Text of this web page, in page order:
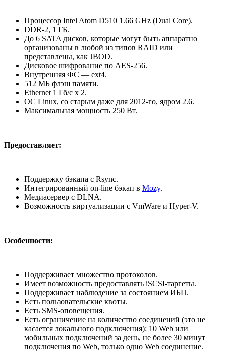
Процессор Intel Atom D510 1.66 GHz (Dual Core).
DDR-2, 1 ГБ.
До 6 SATA дисков, которые могут быть аппаратно
организованы в любой из типов RAID или
представлены, как JBOD.
Дисковое шифрование по AES-256.
Внутренняя ФС — ext4.
512 МБ флэш памяти.
Ethernet 1 Гб/с x 2.
ОС Linux, со старым даже для 2012-го, ядром 2.6.
Максимальная мощность 250 Вт.
Предоставляет:
Поддержку бэкапа с Rsync.
Интегрированный on-line бэкап в Mozy.
Медиасервер с DLNA.
Возможность виртуализации с VmWare и Hyper-V.
Особенности:
Поддерживает множество протоколов.
Имеет возможность предоставлять iSCSI-таргеты.
Поддерживает наблюдение за состоянием ИБП.
Есть пользовательские квоты.
Есть SMS-оповещения.
Есть ограничение на количество соединений (это не
касается локального подключения): 10 Web или
мобильных подключений за день, не более 30 минут
подключения по Web, только одно Web соединение.